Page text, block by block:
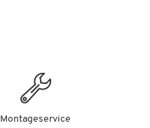
Montageservice